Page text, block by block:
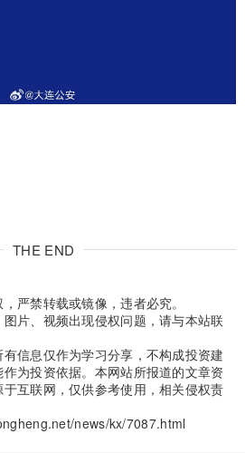
THE END
严禁转载或镜像，违者必究。
片、视频出现侵权问题，请与本站联
信息仅作为学习分享，不构成投资建
为投资依据。本网站所报道的文章资
互联网，仅供参考使用，相关侵权责
news/kx/7087.html